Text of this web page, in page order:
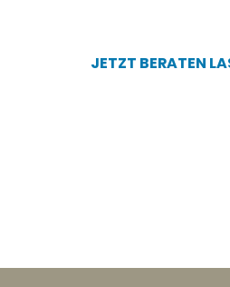
JETZT BERATEN